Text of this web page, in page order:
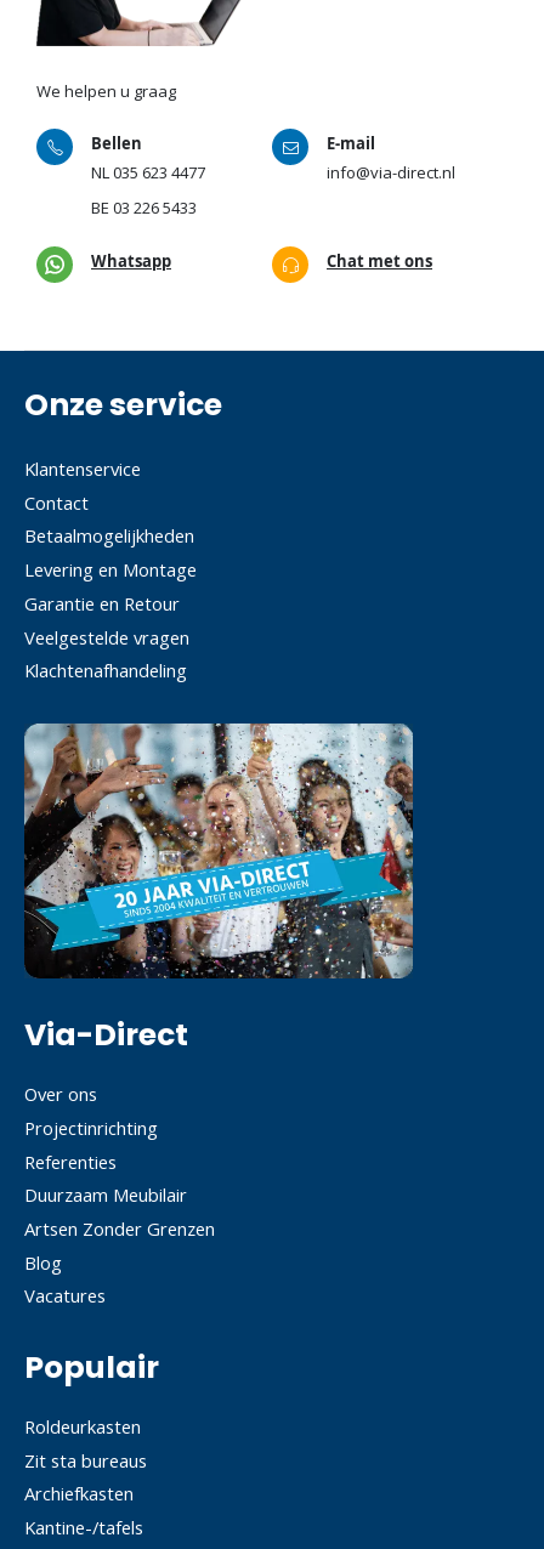
We helpen u graag
Bellen
NL035 623 4477
BE 03 226 5433
E-mail
info@via-direct.nl
Whatsapp Chat met ons
Onze service
Klantenservice
Contact
Betaalmogelijkheden
Levering en Montage
Garantie en Retour
Veelgestelde vragen
Klachtenafhandeling
Via-Direct
Over ons
Projectinrichting
Referenties
Duurzaam Meubilair
Artsen Zonder Grenzen
Blog
Vacatures
Populair
Roldeurkasten
Zit sta bureaus
Archiefkasten
Kantine-/tafels